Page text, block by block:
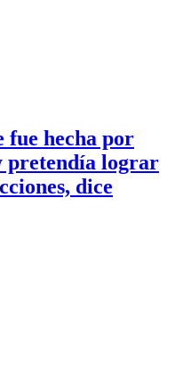
fue hecha por
pretendía lograr
dice